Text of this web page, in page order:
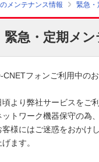
メンテナンス情報 緊急・
緊急・定期メ
CNETフォンご利用中の
頃より弊社サービスをご
ットワーク機器保守の為
客様にはご迷惑をおかけ
げます。